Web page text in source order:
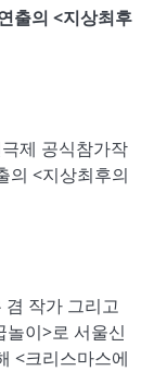
출의 <지상최후
제 공식참가작
의 <지상최후의
작가 그리고
이>로 서울신
<크리스마스에